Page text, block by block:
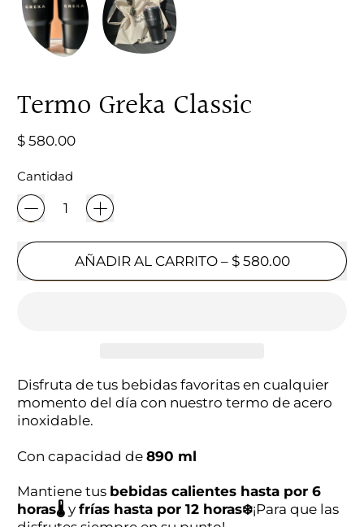
Termo Greka Classic
Precio habitual
$ 580.00
Cantidad
AÑADIR AL CARRITO– $ 580.00
Disfrutadetus bebidasfavoritasencualquier
momentodeldíacon nuestrotermode acero
inoxidable.
Concapacidadde890 ml
Mantienetus bebidascalientes hasta por6
horas🌡️ yfrías hasta por12 horas❄️¡Paraque las